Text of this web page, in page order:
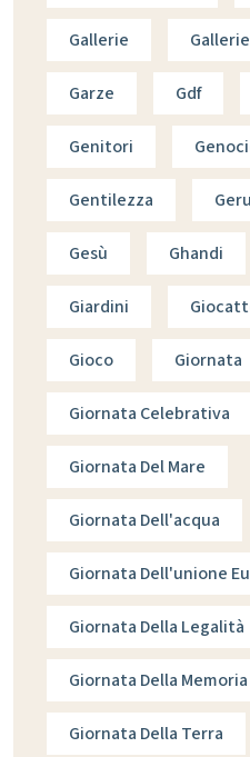
Gallerie
Garze Gdf
Genitori
Gentilezza
Gesù Ghandi
Giardini
Gioco Giornata
Giornata Celebrativa
Giornata Del Mare
Giornata Dell'acqua
Giornata Dell'unione
Giornata Della Legalità
Giornata Della Memoria
Giornata Della Terra